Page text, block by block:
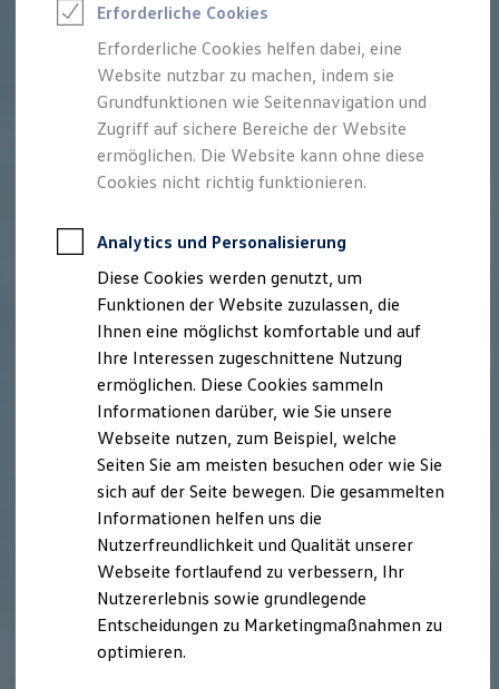
Digitaler Marktplatz
Kauf & Finanzierung
Online-Fahrzeugbewertung
Aktionen & Angebote
E-Auto-Förderung
Für Privatkunden
Für Gewerbekunden
Profi Paket
TopDeal
Zertifizierte Gebrauchtwagen
Für Privatkunden
Für Gewerbekunden
Leasing
Für Privatkunden
Für Gewerbekunden
Versicherungen & Garantien
Garantien
Kfz-Versicherung für Nutzfahrzeuge
Restschuldversicherung
Wartungsverträge
Besitzer & Service
Reparatur & Service
Sommer-Special
Reparatur, Pflege & Inspektion
Servicetermin anfragen
Service-Vorteile bei Volkswagen Nutzfahrzeuge
ServicePlus
Economy Service
Räder & Reifen Service
Ersatzfahrzeuge
Erforderliche Cookies
Erforderliche Cookies helfen dabei, eine
Website nutzbar zu machen, indem sie
Grundfunktionen wie Seitennavigation und
Zugriff auf sichere Bereiche der Website
ermöglichen. Die Website kann ohne diese
Cookies nicht richtig funktionieren.
Analytics und Personalisierung
Diese Cookies werden genutzt, um
Funktionen der Website zuzulassen, die
Ihnen eine möglichst komfortable und auf
Ihre Interessen zugeschnittene Nutzung
ermöglichen. Diese Cookies sammeln
Informationen darüber, wie Sie unsere
Webseite nutzen, zum Beispiel, welche
Seiten Sie am meisten besuchen oder wie Sie
sich auf der Seite bewegen. Die gesammelten
Informationen helfen uns die
Nutzerfreundlichkeit und Qualität unserer
Webseite fortlaufend zu verbessern, Ihr
Nutzererlebnis sowie grundlegende
Entscheidungen zu Marketingmaßnahmen zu
optimieren.